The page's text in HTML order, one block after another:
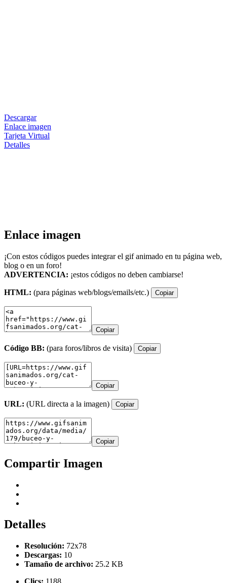
Descargar
Enlace imagen
Tarjeta Virtual
Detalles
Enlace imagen
¡Con estos códigos puedes integrar el gif animado en tu página web,
blog o en un foro!
ADVERTENCIA: ¡estos códigos no deben cambiarse!
HTML: (para páginas web/blogs/emails/etc.) Copiar
Copiar
Código BB: (para foros/libros de visita) Copiar
Copiar
URL: (URL directa a la imagen) Copiar
Copiar
Compartir Imagen
Detalles
Resolución: 72x78
Descargas: 10
Tamaño de archivo: 25.2 KB